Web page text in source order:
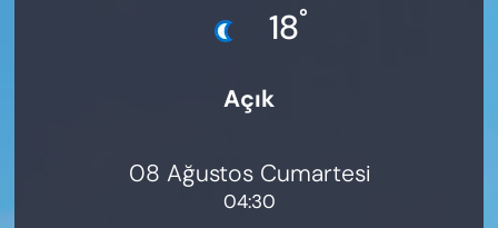
18°
Açık
08 Ağustos Cumartesi
04:30